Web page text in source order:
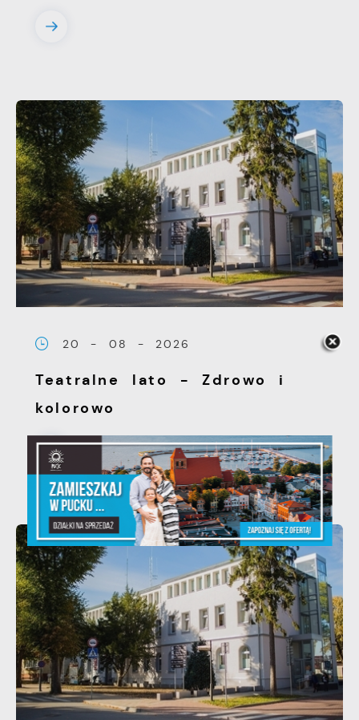
20 - 08 - 2026
Teatralne lato - Zdrowo i
kolorowo
Firmy te działają w charakterze
pośredników prezentujących nasze treści w
postaci wiadomości, ofert, komunikatów
mediów społecznościowych.